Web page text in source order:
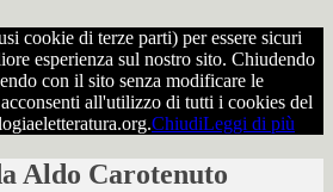
cookie di terze parti) per essere sicuri
esperienza sul nostro sito. Chiudendo
con il sito senza modificare le
all'utilizzo di tutti i cookies del
ChiudiLeggi di più
Aldo Carotenuto